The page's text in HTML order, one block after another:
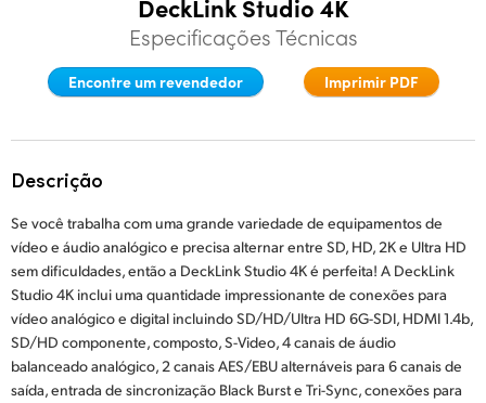
Especificações
France
Italy
Japan
Korea
Mexico
DeckLink Studio 4K
Especificações Técnicas
Encontre um revendedor Imprimir PDF
Descrição
Se você trabalha com uma grande variedade de equipamentos de
vídeo e áudio analógico e precisa alternar entre SD, HD, 2K e Ultra HD
sem dificuldades, então a DeckLink Studio 4K é perfeita! A DeckLink
Studio 4K inclui uma quantidade impressionante de conexões para
vídeo analógico e digital incluindo SD/HD/Ultra HD 6G-SDI, HDMI 1.4b,
SD/HD componente, composto, S-Video, 4 canais de áudio
balanceado analógico, 2 canais AES/EBU alternáveis para 6 canais de
saída, entrada de sincronização Black Burst e Tri-Sync, conexões para